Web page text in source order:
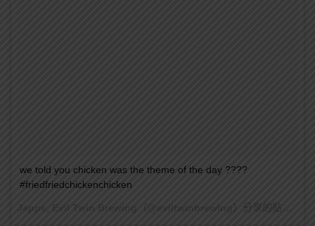
we told you chicken was the theme of the day ????
#friedfriedchickenchicken
Jeppe, Evil Twin Brewing（@eviltwinbrewing）分享的貼文 於